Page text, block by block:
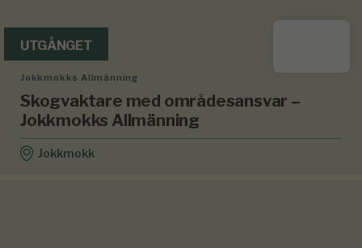
UTGÅNGET
Jokkmokks Allmänning
Skogvaktare med områdesansvar –
Jokkmokks Allmänning
Jokkmokk